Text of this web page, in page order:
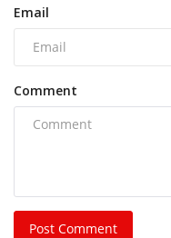
Email
Comment
Post Comment